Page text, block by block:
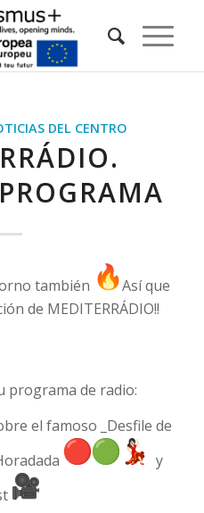
DEL CENTRO
también
Así que
de MEDITERRÁDIO!!
programa de radio:
el famoso _Desfile de
y